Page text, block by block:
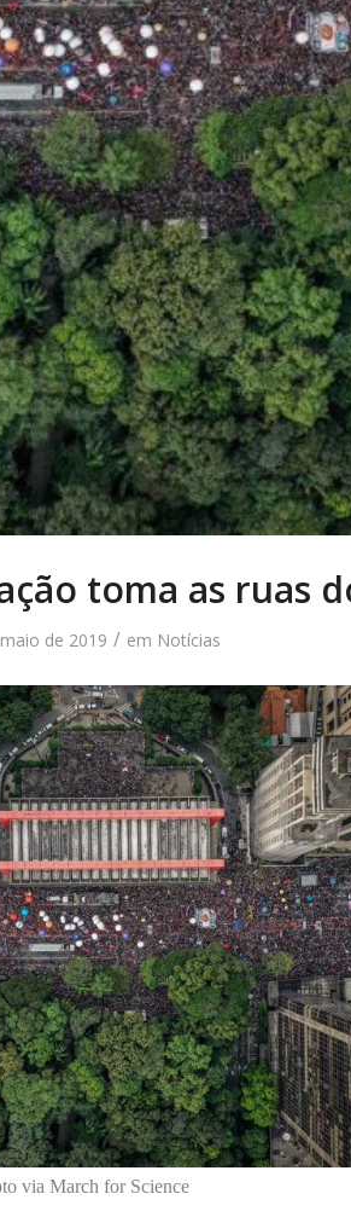
toma as ruas
de 2019 / em Notícias
via March for Science